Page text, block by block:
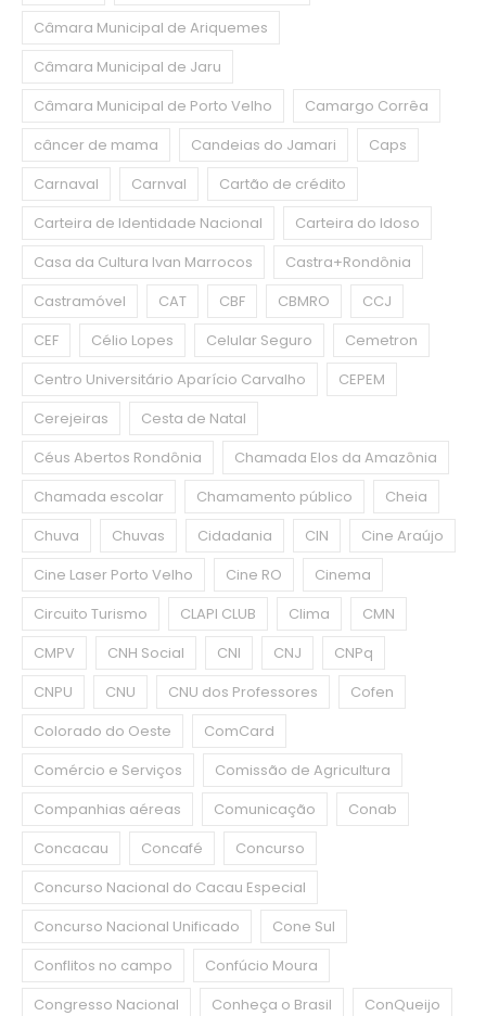
Câmara Municipal de Ariquemes
Câmara Municipal de Jaru
Câmara Municipal de Porto Velho
Camargo Corrêa
câncer de mama
Candeias do Jamari
Caps
Carnaval
Carnval
Cartão de crédito
Carteira de Identidade Nacional
Carteira do Idoso
Casa da Cultura Ivan Marrocos
Castra+Rondônia
Castramóvel
CAT CBF CBMRO
CCJ
CEF
Célio Lopes Celular Seguro
Cemetron
Centro Universitário Aparício Carvalho
CEPEM
Cerejeiras
Cesta de Natal
Céus Abertos Rondônia
Chamada Elos da Amazônia
Chamada escolar
Chamamento público
Cheia
Chuva
Chuvas Cidadania CIN
Cine Araújo
Cine Laser Porto Velho
Cine RO
Cinema
Circuito Turismo
CLAPI CLUB Clima
CMN
CMPV
CNH Social CNI CNJ
CNPq
CNPU
CNU CNU dos Professores
Cofen
Colorado do Oeste
ComCard
Comércio e Serviços
Comissão de Agricultura
Companhias aéreas
Comunicação
Conab
Concacau
Concafé
Concurso
Concurso Nacional do Cacau Especial
Concurso Nacional Unificado
Cone Sul
Conflitos no campo
Confúcio Moura
Congresso Nacional
Conheça o Brasil
ConQueijo